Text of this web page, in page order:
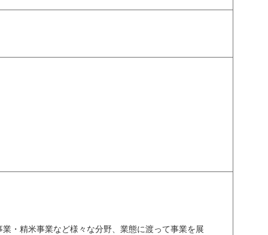
・精米事業など様々な分野、業態に渡って事業を展